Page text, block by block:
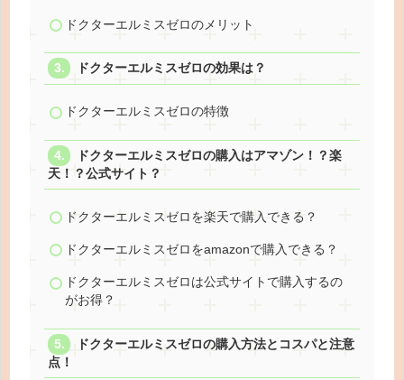
ドクターエルミスゼロのメリット
ドクターエルミスゼロの効果は？
ドクターエルミスゼロの特徴
ドクターエルミスゼロの購入はアマゾン！？楽
天！？公式サイト？
ドクターエルミスゼロを楽天で購入できる？
ドクターエルミスゼロをamazonで購入できる？
ドクターエルミスゼロは公式サイトで購入するの
がお得？
ドクターエルミスゼロの購入方法とコスパと注意
点！